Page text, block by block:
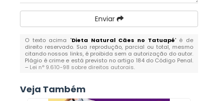
Enviar
O texto acima "Dieta Natural Cães no Tatuapé" é de
direito reservado. Sua reprodução, parcial ou total, mesmo
citando nossos links, é proibida sem a autorização do autor.
Plágio é crime e está previsto no artigo 184 do Código Penal.
– Lei n° 9.610-98 sobre direitos autorais.
Veja Também